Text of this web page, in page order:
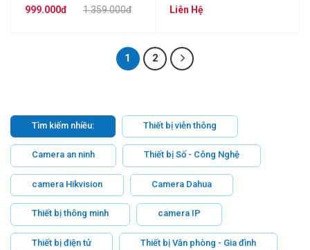
1.359.000đ
999.000đ
còi báo động
Liên Hệ
1 2
Tìm kiếm nhiều: Thiết bị viễn thông
Camera an ninh Thiết bị Số - Công Nghệ
camera Hikvision Camera Dahua
Thiết bị thông minh camera IP
Thiết bị điện tử Thiết bị Văn phòng - Gia đình